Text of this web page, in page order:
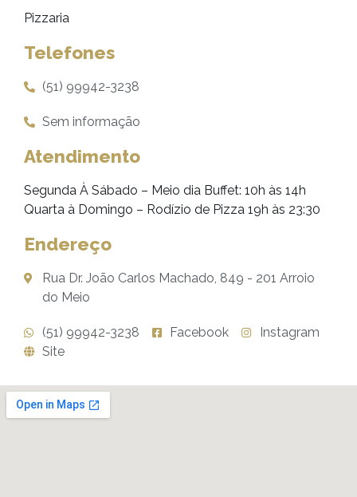
Pizzaria
Telefones
(51) 99942-3238
Sem informação
Atendimento
Segunda À Sábado – Meio dia Buffet: 10h às 14h
Quarta à Domingo – Rodízio de Pizza 19h às 23:30
Endereço
Rua Dr. João Carlos Machado, 849 - 201 Arroio
do Meio
(51) 99942-3238 Facebook
Instagram
Site